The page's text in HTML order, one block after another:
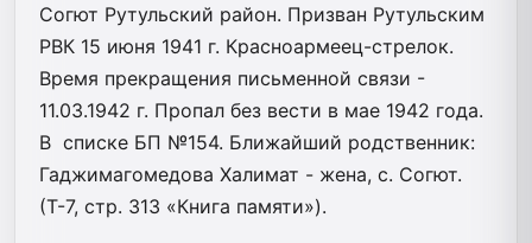
Согют Рутульский район. Призван Рутульским
РВК 15 июня 1941 г. Красноармеец-стрелок.
Время прекращения письменной связи -
11.03.1942 г. Пропал без вести в мае 1942 года.
В списке БП №154. Ближайший родственник:
Гаджимагомедова Халимат - жена, с. Согют.
(Т-7, стр. 313 «Книга памяти»).